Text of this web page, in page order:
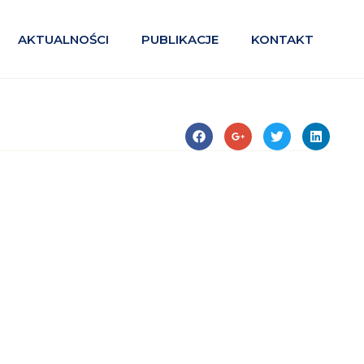
AKTUALNOŚCI PUBLIKACJE KONTAKT